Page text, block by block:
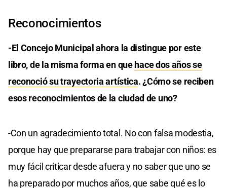
Reconocimientos
-El Concejo Municipal ahora la distingue por este
libro, de la misma forma en que hace dos años se
reconoció su trayectoria artística. ¿Cómo se reciben
esos reconocimientos de la ciudad de uno?
-Con un agradecimiento total. No con falsa modestia,
porque hay que prepararse para trabajar con niños: es
muy fácil criticar desde afuera y no saber que uno se
ha preparado por muchos años, que sabe qué es lo